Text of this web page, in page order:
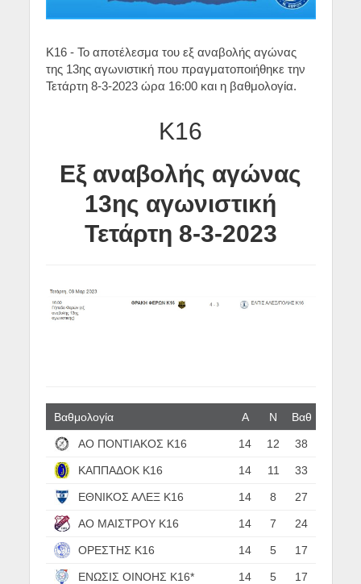
Κ16 - Το αποτέλεσμα του εξ αναβολής αγώνας
της 13ης αγωνιστική που πραγματοποιήθηκε την
Τετάρτη 8-3-2023 ώρα 16:00 και η βαθμολογία.
Κ16
Εξ αναβολής αγώνας
13ης αγωνιστική
Τετάρτη 8-3-2023
Βαθμολογία Α N Βαθ
ΑΟ ΠΟΝΤΙΑΚΟΣ Κ16 14 12 38
ΚΑΠΠΑΔΟΚ Κ16 14 11 33
ΕΘΝΙΚΟΣ ΑΛΕΞ Κ16 14 8 27
ΑΟ ΜΑΙΣΤΡΟΥ Κ16 14 7 24
ΟΡΕΣΤΗΣ Κ16 14 5 17
ΕΝΩΣΙΣ ΟΙΝΟΗΣ Κ16* 14 5 17